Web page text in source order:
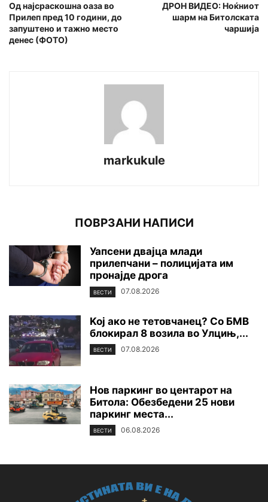
Од најсраскошна оаза во
Прилеп пред 10 години, до
запуштено и тажно место
денес (ФОТО)
ДРОН ВИДЕО: Ноќниот
шарм на Битолската
чаршија
markukule
ПОВРЗАНИ НАПИСИ
Уапсени двајца млади
прилепчани – полицијата им
пронајде дpoга
ВЕСТИ 07.08.2026
Koj ако не тетовчанец? Со БМВ
блокирал 8 возила во Улцињ,...
ВЕСТИ 07.08.2026
Нов паркинг во центарот на
Битола: Обезбедени 25 нови
паркинг места...
ВЕСТИ 06.08.2026